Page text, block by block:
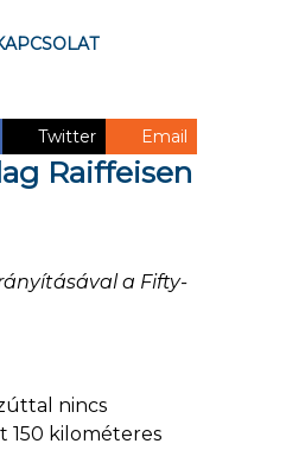
Twitter Email
Raiffeisen
a Fifty-
nincs
150 kilométeres